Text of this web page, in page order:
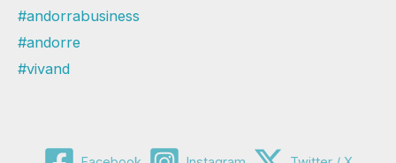
#andorrabusiness
#andorre
#vivand